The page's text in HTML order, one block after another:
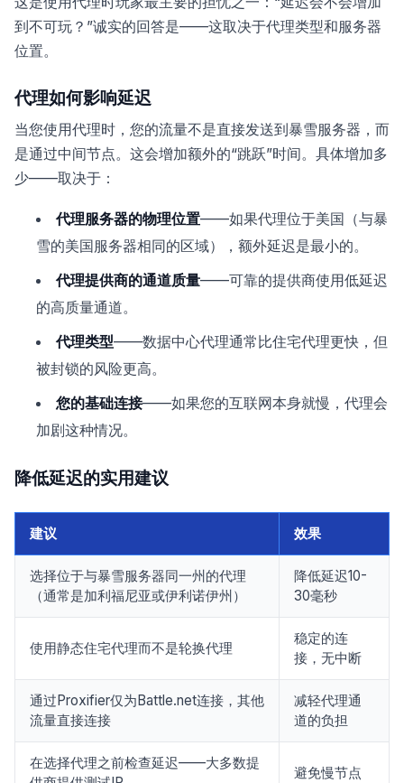
到不可玩？”诚实的回答是——这取决于代理类型和服务器
位置。
代理如何影响延迟
当您使用代理时，您的流量不是直接发送到暴雪服务器，而
是通过中间节点。这会增加额外的“跳跃”时间。具体增加多
少——取决于：
代理服务器的物理位置——如果代理位于美国（与暴
雪的美国服务器相同的区域），额外延迟是最小的。
代理提供商的通道质量——可靠的提供商使用低延迟
的高质量通道。
代理类型——数据中心代理通常比住宅代理更快，但
被封锁的风险更高。
您的基础连接——如果您的互联网本身就慢，代理会
加剧这种情况。
降低延迟的实用建议
建议 效果
选择位于与暴雪服务器同一州的代理
（通常是加利福尼亚或伊利诺伊州）
降低延迟10-
30毫秒
使用静态住宅代理而不是轮换代理
稳定的连
接，无中断
通过Proxifier仅为Battle.net连接，其他
流量直接连接
减轻代理通
道的负担
在选择代理之前检查延迟——大多数提
避免慢节点